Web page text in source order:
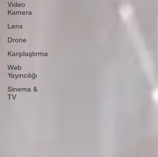
Video
Kamera
Lens
Drone
Karşılaştırma
Web
Yayıncılığı
Sinema &
TV